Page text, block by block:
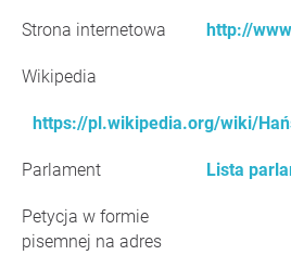
Strona internetowa http://
Wikipedia
https://pl.wikipedia.org/wiki/
Parlament Lista
Petycja w formie
pisemnej na adres